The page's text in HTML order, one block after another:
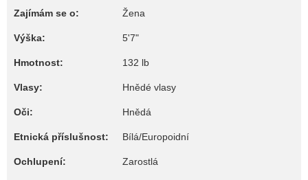
Zajímám se o: Žena
Výška: 5'7"
Hmotnost: 132 lb
Vlasy: Hnědé vlasy
Oči: Hnědá
Etnická příslušnost: Bílá/Europoidní
Ochlupení: Zarostlá